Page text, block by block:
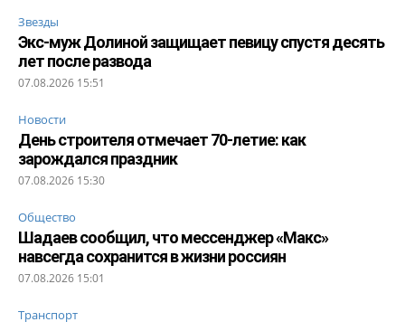
Звезды
Экс-муж Долиной защищает певицу спустя десять
лет после развода
07.08.2026 15:51
Новости
День строителя отмечает 70-летие: как
зарождался праздник
07.08.2026 15:30
Общество
Шадаев сообщил, что мессенджер «Макс»
навсегда сохранится в жизни россиян
07.08.2026 15:01
Транспорт